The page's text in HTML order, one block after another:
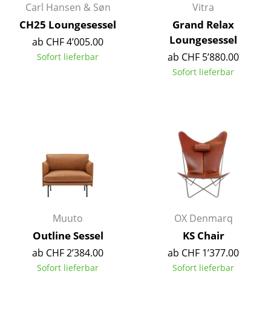
... alle Betten
Accessoires
Tabletts
Büroutensilien
Aufbewahrungsboxen
Decken
Kissen
Carl Hansen & Søn
CH25 Loungesessel
ab CHF 4’005.00
Sofort lieferbar
Vitra
Grand Relax
Loungesessel
ab CHF 5’880.00
Sofort lieferbar
Muuto
Outline Sessel
ab CHF 2’384.00
Sofort lieferbar
OX Denmarq
KS Chair
ab CHF 1’377.00
Sofort lieferbar